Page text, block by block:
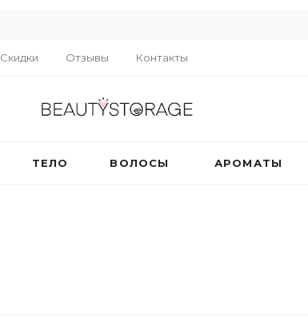
Скидки Отзывы Контакты
ТЕЛО ВОЛОСЫ АРОМАТЫ